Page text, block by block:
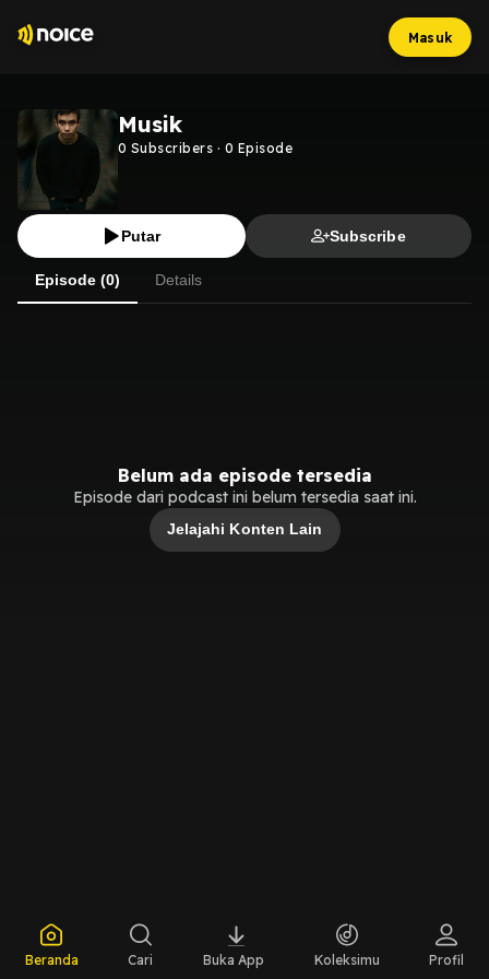
Masuk
Musik
0 Subscribers · 0 Episode
Putar Subscribe
Episode (0) Details
Belum ada episode tersedia
Episode dari podcast ini belum tersedia saat ini.
Jelajahi Konten Lain
Beranda Cari Buka App Koleksimu Profil